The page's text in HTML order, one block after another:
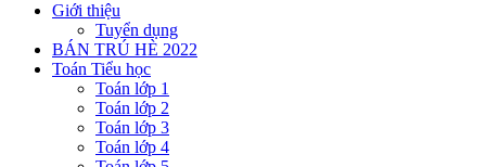
Giới thiệu
Tuyển dụng
BÁN TRÚ HÈ 2022
Toán Tiểu học
Toán lớp 1
Toán lớp 2
Toán lớp 3
Toán lớp 4